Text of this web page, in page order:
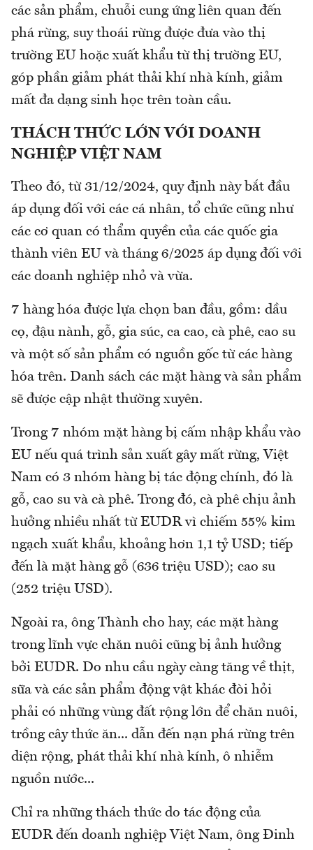
các sản phẩm, chuỗi cung ứng liên quan đến
phá rừng, suy thoái rừng được đưa vào thị
trường EU hoặc xuất khẩu từ thị trường EU,
góp phần giảm phát thải khí nhà kính, giảm
mất đa dạng sinh học trên toàn cầu.
THÁCH THỨC LỚN VỚI DOANH
NGHIỆP VIỆT NAM
Theo đó, từ 31/12/2024, quy định này bắt đầu
áp dụng đối với các cá nhân, tổ chức cũng như
các cơ quan có thẩm quyền của các quốc gia
thành viên EU và tháng 6/2025 áp dụng đối với
các doanh nghiệp nhỏ và vừa.
7 hàng hóa được lựa chọn ban đầu, gồm: dầu
cọ, đậu nành, gỗ, gia súc, ca cao, cà phê, cao su
và một số sản phẩm có nguồn gốc từ các hàng
hóa trên. Danh sách các mặt hàng và sản phẩm
sẽ được cập nhật thường xuyên.
Trong 7 nhóm mặt hàng bị cấm nhập khẩu vào
EU nếu quá trình sản xuất gây mất rừng, Việt
Nam có 3 nhóm hàng bị tác động chính, đó là
gỗ, cao su và cà phê. Trong đó, cà phê chịu ảnh
hưởng nhiều nhất từ EUDR vì chiếm 55% kim
ngạch xuất khẩu, khoảng hơn 1,1 tỷ USD; tiếp
đến là mặt hàng gỗ (636 triệu USD); cao su
(252 triệu USD).
Ngoài ra, ông Thành cho hay, các mặt hàng
trong lĩnh vực chăn nuôi cũng bị ảnh hưởng
bởi EUDR. Do nhu cầu ngày càng tăng về thịt,
sữa và các sản phẩm động vật khác đòi hỏi
phải có những vùng đất rộng lớn để chăn nuôi,
trồng cây thức ăn... dẫn đến nạn phá rừng trên
diện rộng, phát thải khí nhà kính, ô nhiễm
nguồn nước...
Chỉ ra những thách thức do tác động của
EUDR đến doanh nghiệp Việt Nam, ông Đinh